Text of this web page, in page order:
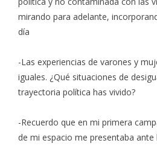
mirando para adelante,
día
-Las experiencias de varones y
iguales. ¿Qué situaciones de
trayectoria política has vivido?
-Recuerdo que en mi primera
de mi espacio me presentaba ante